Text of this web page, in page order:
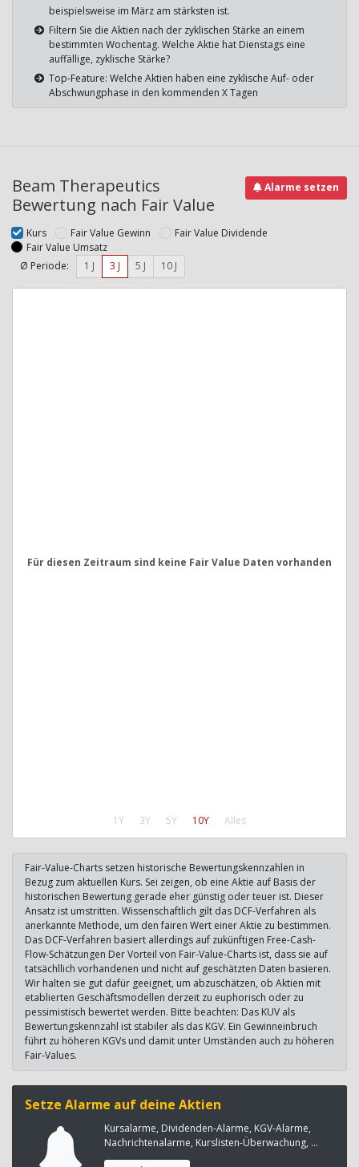
beispielsweise im März am stärksten ist.
Filtern Sie die Aktien nach der zyklischen Stärke an einem
bestimmten Wochentag. Welche Aktie hat Dienstags eine
auffällige, zyklische Stärke?
Top-Feature: Welche Aktien haben eine zyklische Auf- oder
Abschwungphase in den kommenden X Tagen
Beam Therapeutics
Bewertung nach Fair Value
Alarme setzen
Kurs Fair Value Gewinn
Fair Value Dividende
Fair Value Umsatz
Ø Periode:
1 J 3 J 5 J 10 J
1Y 3Y 5Y 10Y Alles
Für diesen Zeitraum sind keine Fair Value Daten vorhanden
Fair-Value-Charts setzen historische Bewertungskennzahlen in
Bezug zum aktuellen Kurs. Sei zeigen, ob eine Aktie auf Basis der
historischen Bewertung gerade eher günstig oder teuer ist. Dieser
Ansatz ist umstritten. Wissenschaftlich gilt das DCF-Verfahren als
anerkannte Methode, um den fairen Wert einer Aktie zu bestimmen.
Das DCF-Verfahren basiert allerdings auf zukünftigen Free-Cash-
Flow-Schätzungen Der Vorteil von Fair-Value-Charts ist, dass sie auf
tatsächllich vorhandenen und nicht auf geschätzten Daten basieren.
Wir halten sie gut dafür geeignet, um abzuschätzen, ob Aktien mit
etablierten Geschäftsmodellen derzeit zu euphorisch oder zu
pessimistisch bewertet werden. Bitte beachten: Das KUV als
Bewertungskennzahl ist stabiler als das KGV. Ein Gewinneinbruch
führt zu höheren KGVs und damit unter Umständen auch zu höheren
Fair-Values.
Setze Alarme auf deine Aktien
Kursalarme, Dividenden-Alarme, KGV-Alarme,
Nachrichtenalarme, Kurslisten-Überwachung, ...